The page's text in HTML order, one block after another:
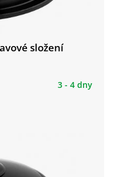
složení
3 - 4 dny